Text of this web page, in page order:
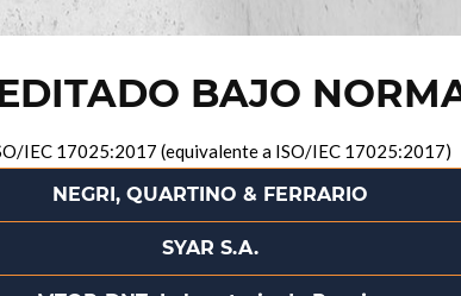
BAJO
IEC 17025:2017 (equivalente a ISO/IEC 17025:2017)
NEGRI, QUARTINO & FERRARIO
SYAR S.A.